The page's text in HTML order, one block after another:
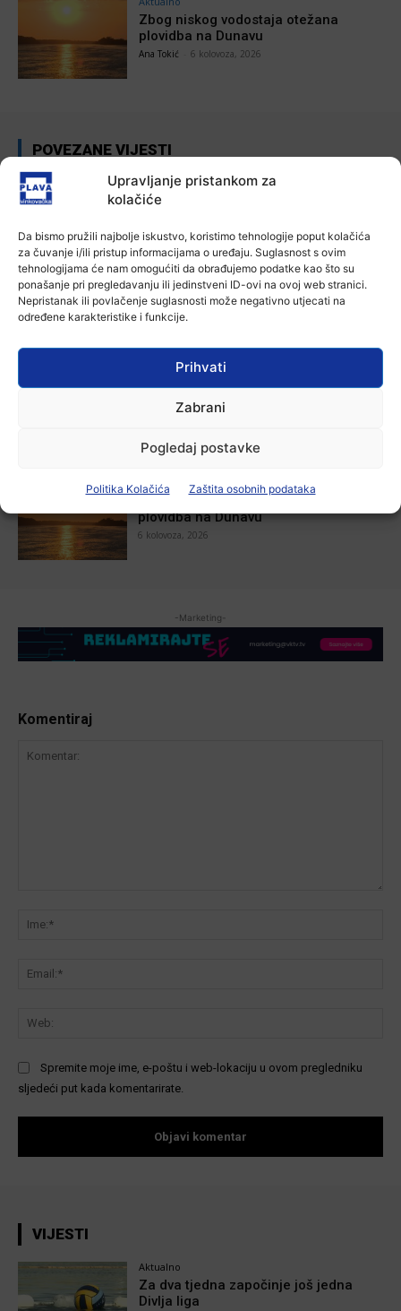
Upravljanje pristankom za
kolačiće
Da bismo pružili najbolje iskustvo, koristimo tehnologije poput kolačića
za čuvanje i/ili pristup informacijama o uređaju. Suglasnost s ovim
tehnologijama će nam omogućiti da obrađujemo podatke kao što su
ponašanje pri pregledavanju ili jedinstveni ID-ovi na ovoj web stranici.
Nepristanak ili povlačenje suglasnosti može negativno utjecati na
određene karakteristike i funkcije.
Prihvati
Zabrani
Pogledaj postavke
Politika Kolačića Zaštita osobnih podataka
Zbog niskog vodostaja otežana
plovidba na Dunavu
Ana Tokić 6 kolovoza, 2026
POVEZANE VIJESTI
Aktualno
Autoklub Vinkovci u rujnu će obilježiti
7 kolovoza, 2026
Aktualno
Za dva tjedna započinje još jedna
Divlja liga
U Županji održana Ljetna škola magije
Aktualno
Zbog niskog vodostaja otežana
plovidba na Dunavu
6 kolovoza, 2026
-Marketing-
Komentiraj
Spremite moje ime, e-poštu i web-lokaciju u ovom pregledniku
sljedeći put kada komentarirate.
VIJESTI
Aktualno
Za dva tjedna započinje još jedna
Divlja liga